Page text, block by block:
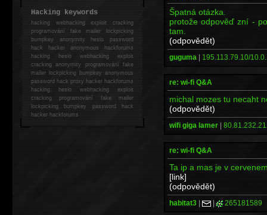
Špatná otázka.
protože odpověď zní -
tam.
(odpovědět)
guguma | 195.113.79.10/
re: wi-fi Q&A
michal mozes tu necaht
(odpovědět)
wifi giga lamer |
re: wi-fi Q&A
Ta ip a mas je v
[link]
(odpovědět)
habitat3 | | 265181589
Hacking keywords
hackingwebhacking exploit cracking
programování fake mailer lockpicking
bumpkey anonymity heslo password
hackhacker anonymous hackforums
hackingheslo webhacking exploit
cracking anonymity programování fake
mailer lockpicking bumpkey anonymous
password hack proxy hacker hackforums
hacking heslo webhacking exploit
cracking programování fake mailer
lockpicking bumpkey password hack
hackerhackforums